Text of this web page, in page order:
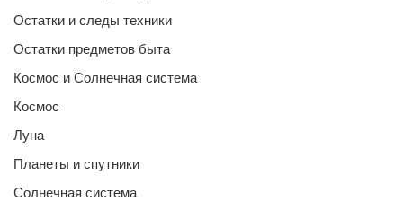
Остатки и следы техники
Остатки предметов быта
Космос и Солнечная система
Космос
Луна
Планеты и спутники
Солнечная система